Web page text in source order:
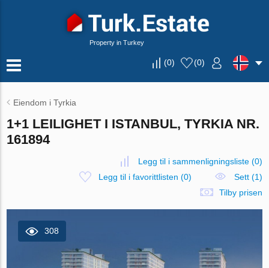
Property in Turkey
(0) (0)
Eiendom i Tyrkia
1+1 LEILIGHET I ISTANBUL, TYRKIA NR.
161894
Legg til i sammenligningsliste(0)
Legg til i favorittlisten (0)
Sett (1)
Tilby prisen
308